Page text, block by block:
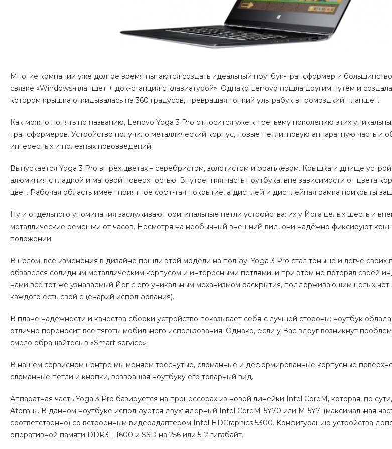
Многие компании уже долгое время пытаются создать идеальный ноутбук-трансформер и
связке «Windows-планшет + док-станция с клавиатурой». Однако Lenovo пошла другим путём и
котором крышка откидывалась на 360 градусов, превращая тонкий ультрабук в громоздкий планшет.
Как можно понять по названию, Lenovo Yoga 3 Pro относится уже к третьему поколению этих
трансформеров. Устройство получило металлический корпус, новые петли, новую аппаратную часть и
интересных и полезных нововведений.
Выпускается Yoga 3 Pro в трёх цветах – серебристом, золотистом и оранжевом. Крышка и днище
алюминия с гладкой и матовой поверхностью. Внутренняя часть ноутбука, вне зависимости от цвета
цвет. Рабочая область имеет приятное софт-тач покрытие, а дисплей и дисплейная рамка прикрыты
Ну и отдельного упоминания заслуживают оригинальные петли устройства: их у Йога целых шесть и
металлические ремешки от часов. Несмотря на необычный внешний вид, они надёжно фиксируют
положении.
В целом, все изменения в дизайне пошли этой модели на пользу: Yoga 3 Pro стал тоньше и легче
обзавёлся солидным металлическим корпусом и интересными петлями, и при этом не потерял своей
нами всё тот же узнаваемый Йог с его уникальным механизмом раскрытия, поддерживающим целых
каждого есть свой сценарий использования).
В плане надёжности и качества сборки устройство показывает себя с лучшей стороны: ноутбук
отлично переносит все тяготы мобильного использования. Однако, если у Вас вдруг возникнут
смело обращайтесь в «Smart-service».
В нашем сервисном центре мы меняем треснутые, сломанные и деформированные корпусные
сломанные петли и кнопки, возвращая ноутбуку его товарный вид.
Аппаратная часть Yoga 3 Pro базируется на процессорах из новой линейки Intel CoreM, которая, по
Atom-ы. В данном ноутбуке используется двухъядерный Intel CoreM-5Y70 или M-5Y71(максимальная
соответственно) со встроенным видеоадаптером Intel HDGraphics 5300. Конфигурацию устройства
оперативной памяти DDR3L-1600 и SSD на 256 или 512 гигабайт.